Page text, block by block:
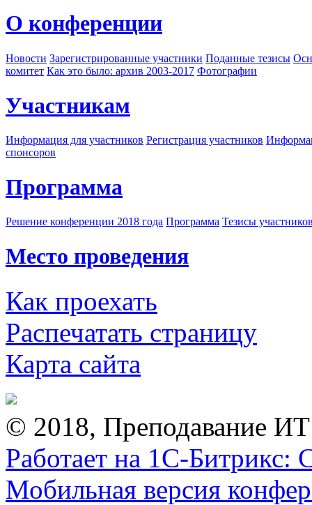
О конференции
Новости Зарегистрированные участники Поданные тезисы
комитет Как это было: архив 2003-2017 Фотографии
Участникам
Информация для участников Регистрация участников
спонсоров
Программа
Решение конференции 2018 года Программа Тезисы
Место проведения
Как проехать
Распечатать страницу
Карта сайта
© 2018, Преподавание
Работает на 1С-Битрикс:
Мобильная версия